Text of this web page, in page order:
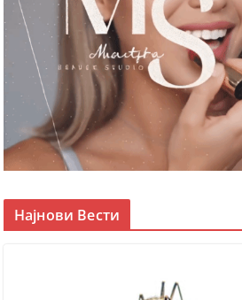
Најнови Вести